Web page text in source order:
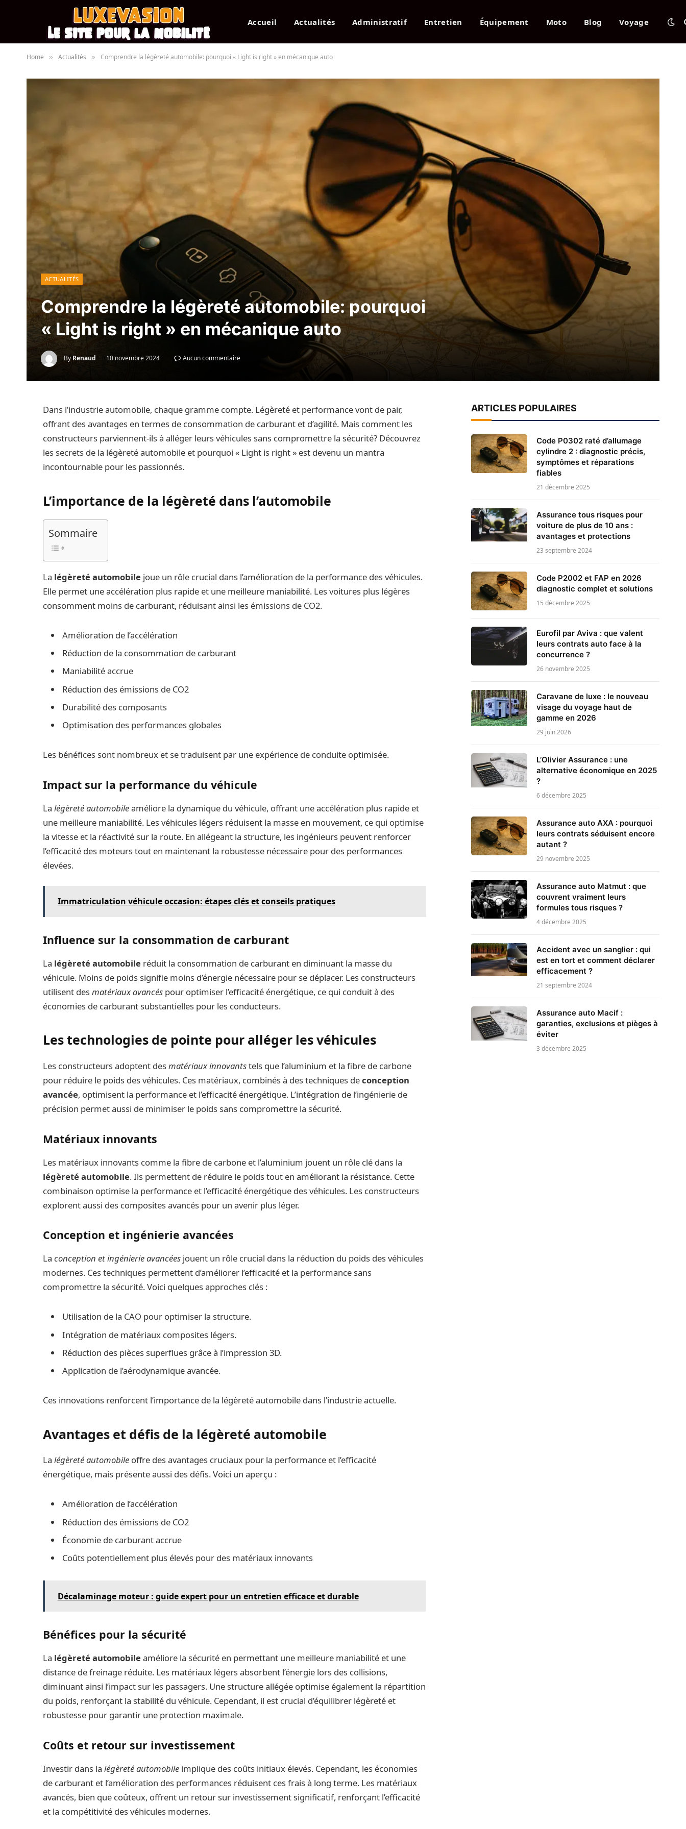
Accueil Actualités Administratif Entretien Équipement Moto Blog Voyage
Home » Actualités » Comprendre la légèreté automobile: pourquoi « Light is right » en mécanique auto
ACTUALITÉS
Comprendre la légèreté automobile: pourquoi
« Light is right » en mécanique auto
By Renaud 10 novembre 2024 Aucun commentaire
Dans l’industrie automobile, chaque gramme compte. Légèreté et performance vont de pair,
offrant des avantages en termes de consommation de carburant et d’agilité. Mais comment les
constructeurs parviennent-ils à alléger leurs véhicules sans compromettre la sécurité? Découvrez
les secrets de la légèreté automobile et pourquoi « Light is right » est devenu un mantra
incontournable pour les passionnés.
L’importance de la légèreté dans l’automobile
Sommaire
La légèreté automobile joue un rôle crucial dans l’amélioration de la performance des véhicules.
Elle permet une accélération plus rapide et une meilleure maniabilité. Les voitures plus légères
consomment moins de carburant, réduisant ainsi les émissions de CO2.
Amélioration de l’accélération
Réduction de la consommation de carburant
Maniabilité accrue
Réduction des émissions de CO2
Durabilité des composants
Optimisation des performances globales
Les bénéfices sont nombreux et se traduisent par une expérience de conduite optimisée.
Impact sur la performance du véhicule
Lalégèreté automobileaméliore la dynamique du véhicule, offrant une accélération plus rapide et
une meilleure maniabilité. Les véhicules légers réduisent la masse en mouvement, ce qui optimise
la vitesse et la réactivité sur la route. En allégeant la structure, les ingénieurs peuvent renforcer
l’efficacité des moteurs tout en maintenant la robustesse nécessaire pour des performances
élevées.
Immatriculation véhicule occasion: étapes clés et conseils pratiques
Influence sur la consommation de carburant
La légèreté automobile réduit la consommation de carburant en diminuant la masse du
véhicule. Moins de poids signifie moins d’énergie nécessaire pour se déplacer. Les constructeurs
utilisent desmatériaux avancés pour optimiser l’efficacité énergétique, ce qui conduit à des
économies de carburant substantielles pour les conducteurs.
Les technologies de pointe pour alléger les véhicules
Les constructeurs adoptent desmatériaux innovantstels que l’aluminium et la fibre de carbone
pour réduire le poids des véhicules. Ces matériaux, combinés à des techniques deconception
avancée, optimisent la performance et l’efficacité énergétique. L’intégration de l’ingénierie de
précision permet aussi de minimiser le poids sans compromettre la sécurité.
Matériaux innovants
Les matériaux innovants comme la fibre de carbone et l’aluminium jouent un rôle clé dans la
légèreté automobile. Ils permettent de réduire le poids tout en améliorant la résistance. Cette
combinaison optimise la performance et l’efficacité énergétique des véhicules. Les constructeurs
explorent aussi des composites avancés pour un avenir plus léger.
Conception et ingénierie avancées
Laconception et ingénierie avancées jouent un rôle crucial dans la réduction du poids des véhicules
modernes. Ces techniques permettent d’améliorer l’efficacité et la performance sans
compromettre la sécurité. Voici quelques approches clés :
Utilisation de la CAO pour optimiser la structure.
Intégration de matériaux composites légers.
Réduction des pièces superflues grâce à l’impression 3D.
Application de l’aérodynamique avancée.
Ces innovations renforcent l’importance de la légèreté automobile dans l’industrie actuelle.
Avantages et défis de la légèreté automobile
Lalégèreté automobile offre des avantages cruciaux pour la performance et l’efficacité
énergétique, mais présente aussi des défis. Voici un aperçu :
Amélioration de l’accélération
Réduction des émissions de CO2
Économie de carburant accrue
Coûts potentiellement plus élevés pour des matériaux innovants
Décalaminage moteur : guide expert pour un entretien efficace et durable
Bénéfices pour la sécurité
La légèreté automobile améliore la sécurité en permettant une meilleure maniabilité et une
distance de freinage réduite. Les matériaux légers absorbent l’énergie lors des collisions,
diminuant ainsi l’impact sur les passagers. Une structure allégée optimise également la répartition
du poids, renforçant la stabilité du véhicule. Cependant, il est crucial d’équilibrer légèreté et
robustesse pour garantir une protection maximale.
Coûts et retour sur investissement
Investir dans lalégèreté automobile implique des coûts initiaux élevés. Cependant, les économies
de carburant et l’amélioration des performances réduisent ces frais à long terme. Les matériaux
avancés, bien que coûteux, offrent un retour sur investissement significatif, renforçant l’efficacité
et la compétitivité des véhicules modernes.
ARTICLES POPULAIRES
Code P0302 raté d’allumage
cylindre 2 : diagnostic précis,
symptômes et réparations
fiables
21 décembre 2025
Assurance tous risques pour
voiture de plus de 10 ans :
avantages et protections
23 septembre 2024
Code P2002 et FAP en 2026
diagnostic complet et solutions
15 décembre 2025
Eurofil par Aviva : que valent
leurs contrats auto face à la
concurrence ?
26 novembre 2025
Caravane de luxe : le nouveau
visage du voyage haut de
gamme en 2026
29 juin 2026
L’Olivier Assurance : une
alternative économique en 2025
?
6 décembre 2025
Assurance auto AXA : pourquoi
leurs contrats séduisent encore
autant ?
29 novembre 2025
Assurance auto Matmut : que
couvrent vraiment leurs
formules tous risques ?
4 décembre 2025
Accident avec un sanglier : qui
est en tort et comment déclarer
efficacement ?
21 septembre 2024
Assurance auto Macif :
garanties, exclusions et pièges à
éviter
3 décembre 2025